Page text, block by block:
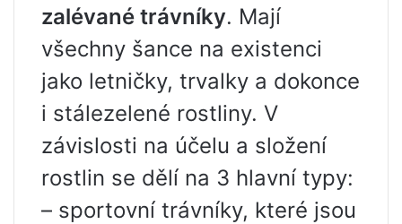
zalévané trávníky. Mají
všechny šance na existenci
jako letničky, trvalky a dokonce
i stálezelené rostliny. V
závislosti na účelu a složení
rostlin se dělí na 3 hlavní typy:
– sportovní trávníky, které jsou